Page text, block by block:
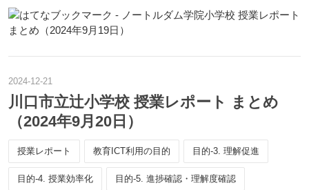
2024-12-21
川口市立辻小学校 授業レポート まとめ
（2024年9月20日）
授業レポート 教育ICT利用の目的 目的-3. 理解促進
目的-4. 授業効率化 目的-5. 進捗確認・理解度確認